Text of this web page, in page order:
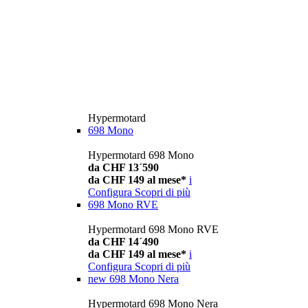
Hypermotard
698 Mono
Hypermotard 698 Mono
da CHF 13´590
da CHF 149 al mese* i
Configura Scopri di più
698 Mono RVE
Hypermotard 698 Mono RVE
da CHF 14´490
da CHF 149 al mese* i
Configura Scopri di più
new 698 Mono Nera
Hypermotard 698 Mono Nera